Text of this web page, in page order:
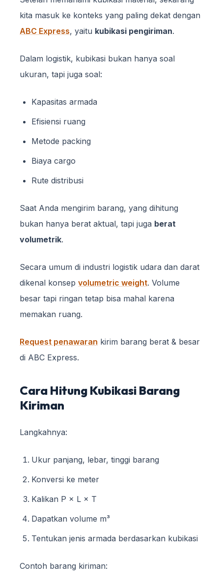
kita masuk ke konteks yang paling dekat dengan
ABC Express, yaitu kubikasi pengiriman.
Dalam logistik, kubikasi bukan hanya soal
ukuran, tapi juga soal:
Kapasitas armada
Efisiensi ruang
Metode packing
Biaya cargo
Rute distribusi
Saat Anda mengirim barang, yang dihitung
bukan hanya berat aktual, tapi juga berat
volumetrik.
Secara umum di industri logistik udara dan darat
dikenal konsep volumetric weight. Volume
besar tapi ringan tetap bisa mahal karena
memakan ruang.
Request penawaran kirim barang berat & besar
di ABC Express.
Cara Hitung Kubikasi Barang
Kiriman
Langkahnya:
Ukur panjang, lebar, tinggi barang
Konversi ke meter
Kalikan P × L × T
Dapatkan volume m³
Tentukan jenis armada berdasarkan kubikasi
Contoh barang kiriman: